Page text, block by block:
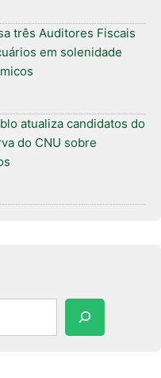
três Auditores Fiscais
em solenidade
atualiza candidatos do
do CNU sobre